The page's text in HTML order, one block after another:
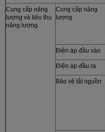
Cung cấp năng
lượng và tiêu thụ
năng lượng
Cung cấp năng
lượng
Điện áp đầu vào
Điện áp đầu ra
Bảo vệ tắt nguồn